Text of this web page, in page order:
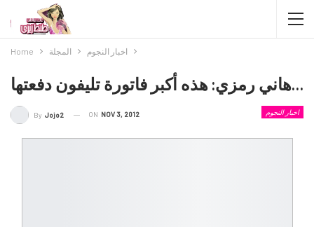
Home المجلة اخبار النجوم
هاني رمزي: هذه أكبر فاتورة تليفون دفعتها…
اخبار النجوم By Jojo2 ON NOV 3, 2012